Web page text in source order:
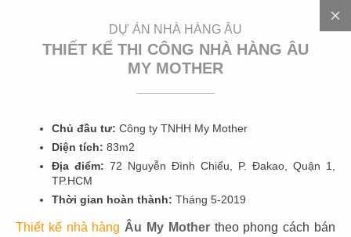
DỰ ÁN NHÀ HÀNG ÂU
THIẾT KẾ THI CÔNG NHÀ HÀNG ÂU
MY MOTHER
Chủ đầu tư: Công ty TNHH My Mother
Diện tích: 83m2
Địa điểm: 72 Nguyễn Đình Chiểu, P. Đakao, Quận 1,
TP.HCM
Thời gian hoàn thành: Tháng 5-2019
Thiết kế nhà hàng Âu My Mothertheo phong cách bán
D